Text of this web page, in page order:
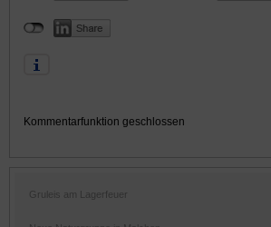
Kommentarfunktion geschlossen
Gruleis am Lagerfeuer